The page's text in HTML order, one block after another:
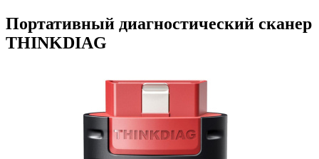
Портативный диагностический сканер
THINKDIAG